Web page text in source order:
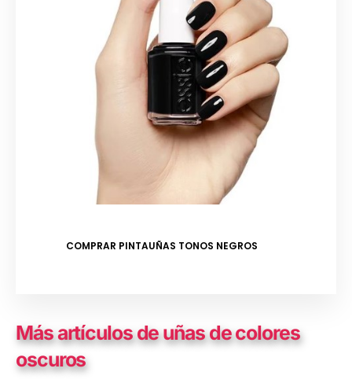
COMPRAR PINTAUÑAS TONOS NEGROS
Más artículos de uñas de colores
oscuros